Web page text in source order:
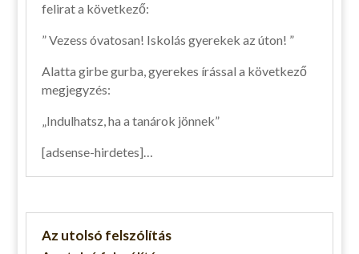
felirat a következő:
” Vezess óvatosan! Iskolás gyerekek az úton! ”
Alatta girbe gurba, gyerekes írással a következő
megjegyzés:
„Indulhatsz, ha a tanárok jönnek”
[adsense-hirdetes]…
Az utolsó felszólítás